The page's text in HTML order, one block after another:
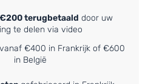
terugbetaald door uw
te delen via video
vanaf €400 in Frankrijk of €600
in België